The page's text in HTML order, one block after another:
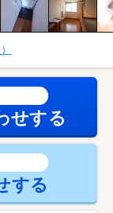
せする
する